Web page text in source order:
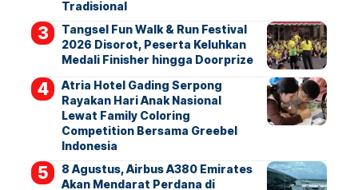
Tradisional
Tangsel Fun Walk & Run Festival
2026 Disorot, Peserta Keluhkan
Medali Finisher hingga Doorprize
Atria Hotel Gading Serpong
Rayakan Hari Anak Nasional
Lewat Family Coloring
Competition Bersama Greebel
Indonesia
8 Agustus, Airbus A380 Emirates
Akan Mendarat Perdana di